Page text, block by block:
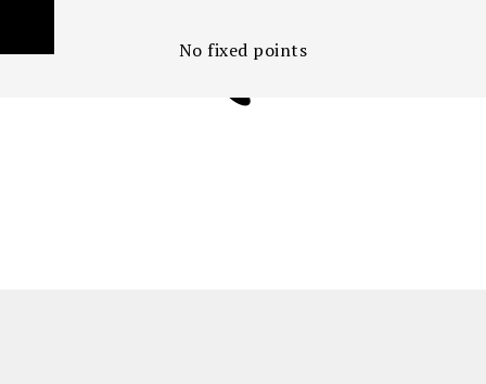
No fixed points